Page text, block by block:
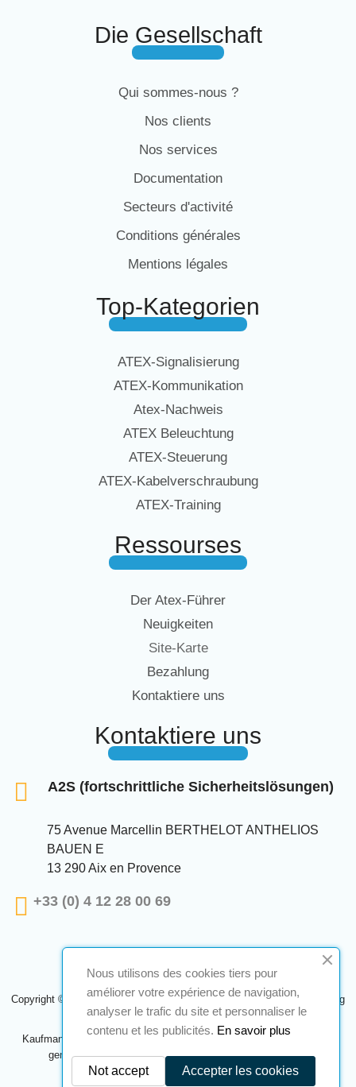
Die Gesellschaft
Qui sommes-nous ?
Nos clients
Nos services
Documentation
Secteurs d'activité
Conditions générales
Mentions légales
Top-Kategorien
ATEX-Signalisierung
ATEX-Kommunikation
Atex-Nachweis
ATEX Beleuchtung
ATEX-Steuerung
ATEX-Kabelverschraubung
ATEX-Training
Ressourses
Der Atex-Führer
Neuigkeiten
Site-Karte
Bezahlung
Kontaktiere uns
Kontaktiere uns
A2S (fortschrittliche Sicherheitslösungen)
75 Avenue Marcellin BERTHELOT ANTHELIOS
BAUEN E
13 290 Aix en Provence
+33 (0) 4 12 28 00 69
Copyright © 2024 A2S ATEX. Alle Rechte vorbehalten. Eine Realisierung
Navilog
Kaufmann, der von der offensichtlichen Meinung des Unternehmens
genehmigt wurde,Klicken Sie hier, um es zu überprüfen.
Nous utilisons des cookies tiers pour
améliorer votre expérience de navigation,
analyser le trafic du site et personnaliser le
contenu et les publicités. En savoir plus
Accepter les cookies
Not accept